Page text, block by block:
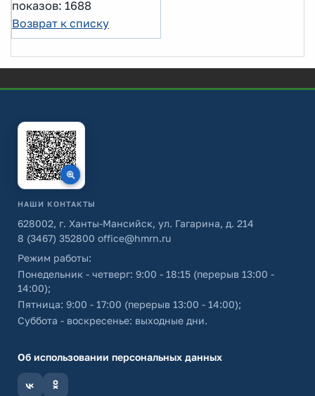
показов: 1688
Возврат к списку
НАШИ КОНТАКТЫ
628002, г. Ханты-Мансийск, ул. Гагарина, д. 214
8 (3467) 352800 office@hmrn.ru
Режим работы:
Понедельник - четверг: 9:00 - 18:15 (перерыв 13:00 -
14:00);
Пятница: 9:00 - 17:00 (перерыв 13:00 - 14:00);
Суббота - воскресенье: выходные дни.
Об использовании персональных данных